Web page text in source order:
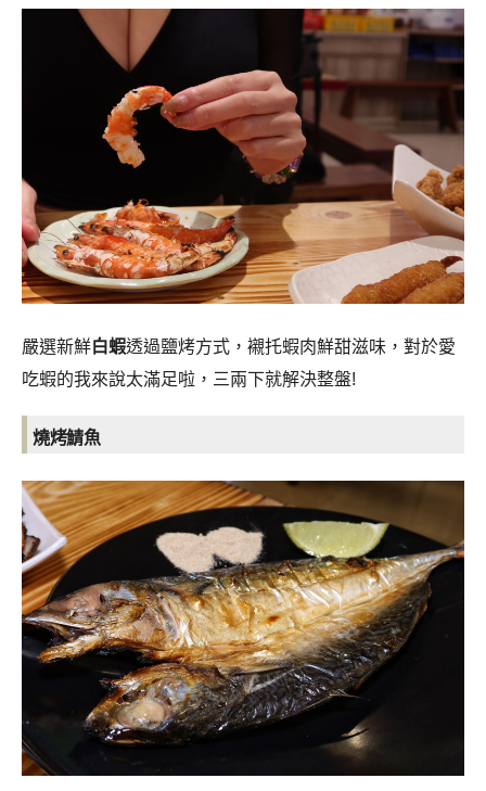
嚴選新鮮白蝦透過鹽烤方式，襯托蝦肉鮮甜滋味，對於愛
吃蝦的我來說太滿足啦，三兩下就解決整盤!
燒烤鯖魚